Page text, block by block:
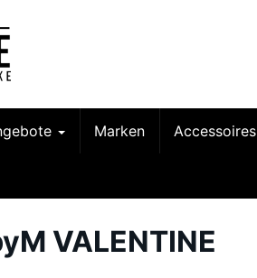
Marken Accessoires
VALENTINE